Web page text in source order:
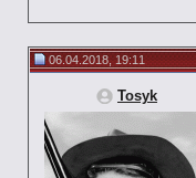
06.04.2018, 19:11
Tosyk